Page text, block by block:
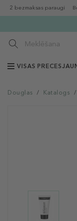
2 bezmaksas paraugi
VISAS PRECES
Douglas / Katalogs /